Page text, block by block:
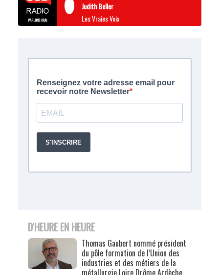
Judith Beller
Les Vraies Voix
D'HEURE EN HEURE
Thomas Gaubert nommé président
du pôle formation de l’Union des
industries et des métiers de la
métallurgie Loire Drôme Ardèche